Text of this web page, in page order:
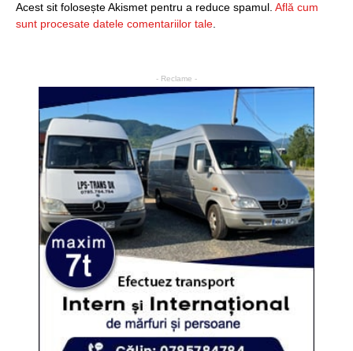
Acest sit folosește Akismet pentru a reduce spamul. Află cum
sunt procesate datele comentariilor tale.
- Reclame -